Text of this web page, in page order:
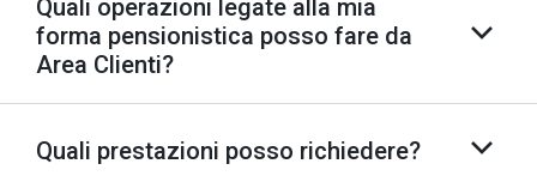
Quali operazioni legate alla mia
forma pensionistica posso fare da
Area Clienti?
Quali prestazioni posso richiedere?